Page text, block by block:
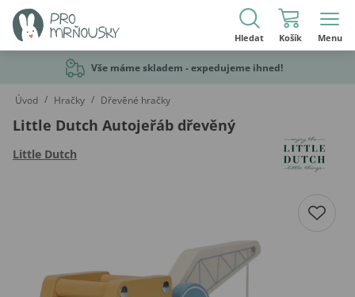
Hledat Košík Menu
Vše máme skladem - expedujeme ihned!
Úvod / Hračky / Dřevěné hračky
Little Dutch Autojeřáb dřevěný
Little Dutch